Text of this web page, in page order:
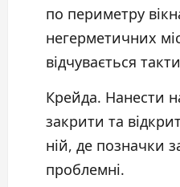
по периметру
негерметичних
відчувається
Крейда. Нанести
закрити та
ній, де позначки
проблемні.